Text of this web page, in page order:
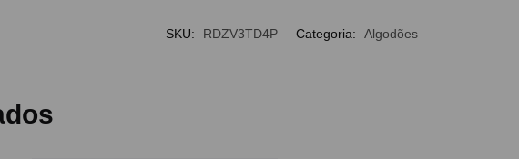
SKU: RDZV3TD4P Categoria: Algodões